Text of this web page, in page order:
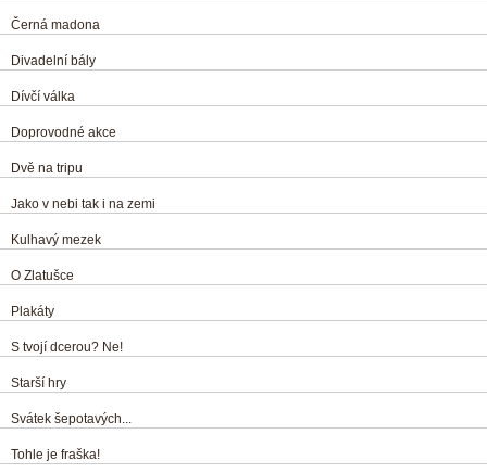
Černá madona
Divadelní bály
Dívčí válka
Doprovodné akce
Dvě na tripu
Jako v nebi tak i na zemi
Kulhavý mezek
O Zlatušce
Plakáty
S tvojí dcerou? Ne!
Starší hry
Svátek šepotavých...
Tohle je fraška!